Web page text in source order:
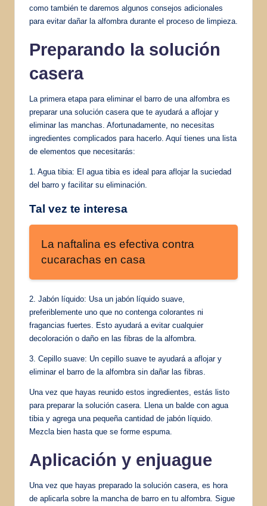
como también te daremos algunos consejos adicionales
para evitar dañar la alfombra durante el proceso de limpieza.
Preparando la solución
casera
La primera etapa para eliminar el barro de una alfombra es
preparar una solución casera que te ayudará a aflojar y
eliminar las manchas. Afortunadamente, no necesitas
ingredientes complicados para hacerlo. Aquí tienes una lista
de elementos que necesitarás:
1. Agua tibia: El agua tibia es ideal para aflojar la suciedad
del barro y facilitar su eliminación.
Tal vez te interesa
La naftalina es efectiva contra
cucarachas en casa
2. Jabón líquido: Usa un jabón líquido suave,
preferiblemente uno que no contenga colorantes ni
fragancias fuertes. Esto ayudará a evitar cualquier
decoloración o daño en las fibras de la alfombra.
3. Cepillo suave: Un cepillo suave te ayudará a aflojar y
eliminar el barro de la alfombra sin dañar las fibras.
Una vez que hayas reunido estos ingredientes, estás listo
para preparar la solución casera. Llena un balde con agua
tibia y agrega una pequeña cantidad de jabón líquido.
Mezcla bien hasta que se forme espuma.
Aplicación y enjuague
Una vez que hayas preparado la solución casera, es hora
de aplicarla sobre la mancha de barro en tu alfombra. Sigue